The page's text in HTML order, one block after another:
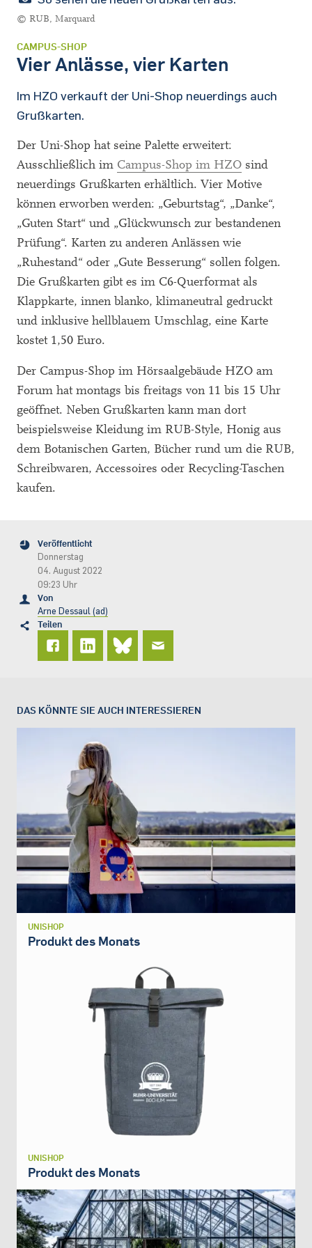
© RUB, Marquard
CAMPUS-SHOP
Vier Anlässe, vier Karten
Im HZO verkauft der Uni-Shop neuerdings auch
Grußkarten.
Der Uni-Shop hat seine Palette erweitert:
Ausschließlich im Campus-Shop im HZO sind
neuerdings Grußkarten erhältlich. Vier Motive
können erworben werden: „Geburtstag“, „Danke“,
„Guten Start“ und „Glückwunsch zur bestandenen
Prüfung“. Karten zu anderen Anlässen wie
„Ruhestand“ oder „Gute Besserung“ sollen folgen.
Die Grußkarten gibt es im C6-Querformat als
Klappkarte, innen blanko, klimaneutral gedruckt
und inklusive hellblauem Umschlag, eine Karte
kostet 1,50 Euro.
Der Campus-Shop im Hörsaalgebäude HZO am
Forum hat montags bis freitags von 11 bis 15 Uhr
geöffnet. Neben Grußkarten kann man dort
beispielsweise Kleidung im RUB-Style, Honig aus
dem Botanischen Garten, Bücher rund um die RUB,
Schreibwaren, Accessoires oder Recycling-Taschen
kaufen.
Veröffentlicht
Donnerstag
04. August 2022
09:23 Uhr
Von
Arne Dessaul (ad)
Teilen
DAS KÖNNTE SIE AUCH INTERESSIEREN
UNISHOP
Produkt des Monats
UNISHOP
Produkt des Monats